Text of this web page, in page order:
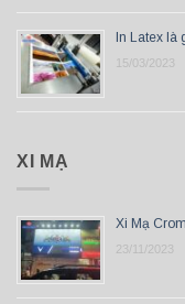
In Latex là
15/03/2023
XI MẠ
Xi Mạ
23/11/2023